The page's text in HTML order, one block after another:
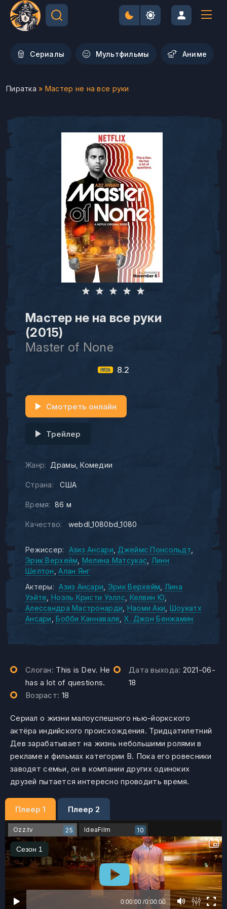
Сериалы Мультфильмы Aниме
Пиратка » Мастер не на все руки
Мастер не на все руки
(2015)
Master of None
8.2
Жанр: Драмы Комедии
Страна: США
Время: 86 м
Качество: webdl_1080bd_1080
Смотреть онлайн
Трейлер
Режиссер: Азиз Ансари Джеймс Понсольдт
Эрик Верхейм Мелина Матсукас
Линн
Шелтон
Алан Янг
Актеры:
Азиз Ансари Эрик Верхейм
Лина
Уэйте Ноэль Кристи Уэллс Келвин Ю
Алессандра Мастронарди Наоми Аки Шоукатх
Ансари
Бобби Каннавале Х. Джон Бенжамин
Слоган: This is Dev. He
has a lot of questions.
Дата выхода: 2021-06-
18
Возраст: 18
Сериал о жизни малоуспешного нью-йоркского
актёра индийского происхождения. Тридцатилетний
Дев зарабатывает на жизнь небольшими ролями в
рекламе и фильмах категории B. Пока его ровесники
заводят семьи, он в компании других одиноких
друзей пытается интересно проводить время.
Плеер 1 Плеер 2
Ozz.tv 25 IdeaFilm 10